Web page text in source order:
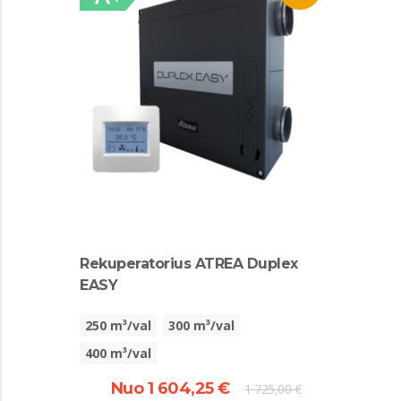
Rekuperatorius ATREA Duplex
EASY
250 m³/val
300 m³/val
400 m³/val
Nuo 1 604,25 € 1 725,00 €